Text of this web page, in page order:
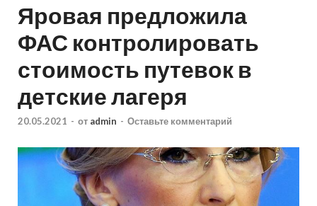
Яровая предложила
ФАС контролировать
стоимость путевок в
детские лагеря
20.05.2021 - от admin - Оставьте комментарий